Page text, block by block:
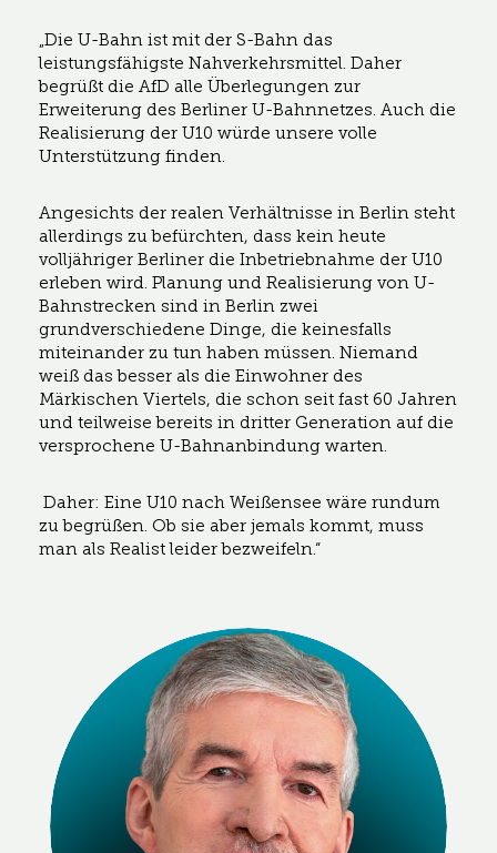
„Die U-Bahn ist mit der S-Bahn das
leistungsfähigste Nahverkehrsmittel. Daher
begrüßt die AfD alle Überlegungen zur
Erweiterung des Berliner U-Bahnnetzes. Auch die
Realisierung der U10 würde unsere volle
Unterstützung finden.
Angesichts der realen Verhältnisse in Berlin steht
allerdings zu befürchten, dass kein heute
volljähriger Berliner die Inbetriebnahme der U10
erleben wird. Planung und Realisierung von U-
Bahnstrecken sind in Berlin zwei
grundverschiedene Dinge, die keinesfalls
miteinander zu tun haben müssen. Niemand
weiß das besser als die Einwohner des
Märkischen Viertels, die schon seit fast 60 Jahren
und teilweise bereits in dritter Generation auf die
versprochene U-Bahnanbindung warten.
Daher: Eine U10 nach Weißensee wäre rundum
zu begrüßen. Ob sie aber jemals kommt, muss
man als Realist leider bezweifeln.“